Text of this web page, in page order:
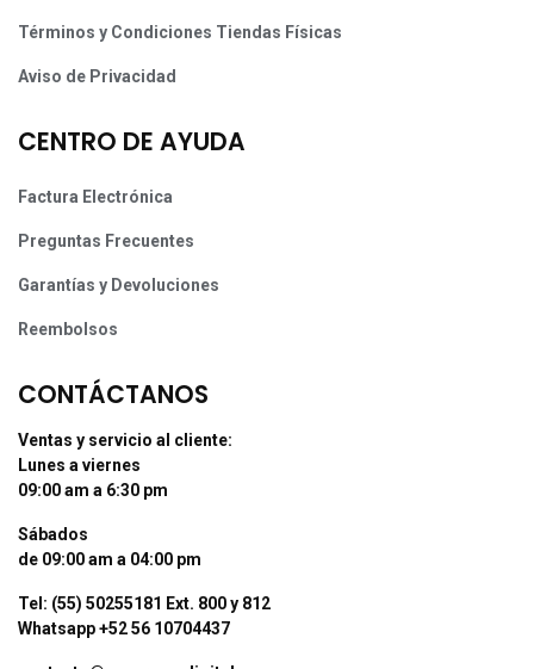
Términos y Condiciones Tiendas Físicas
Aviso de Privacidad
CENTRO DE AYUDA
Factura Electrónica
Preguntas Frecuentes
Garantías y Devoluciones
Reembolsos
CONTÁCTANOS
Ventas y servicio al cliente:
Lunes a viernes
09:00 am a 6:30 pm
Sábados
de 09:00 am a 04:00 pm
Tel: (55) 50255181 Ext. 800 y 812
Whatsapp +52 56 10704437